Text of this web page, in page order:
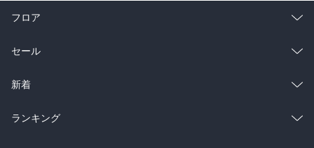
フロア
総合
ラノベ
雑誌・グラビア
セール
総合
ラノベ
新着
総合
ランキング